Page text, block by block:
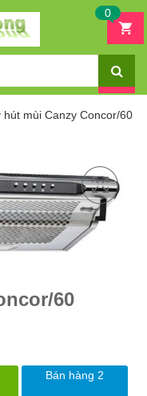
0
hút mùi Canzy Concor/60
60
Bán hàng 2